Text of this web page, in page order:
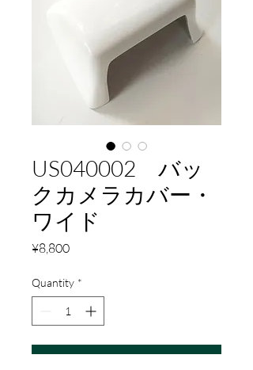
US040002 バッ
クカメラカバー・
ワイド
¥8,800Price
Quantity *